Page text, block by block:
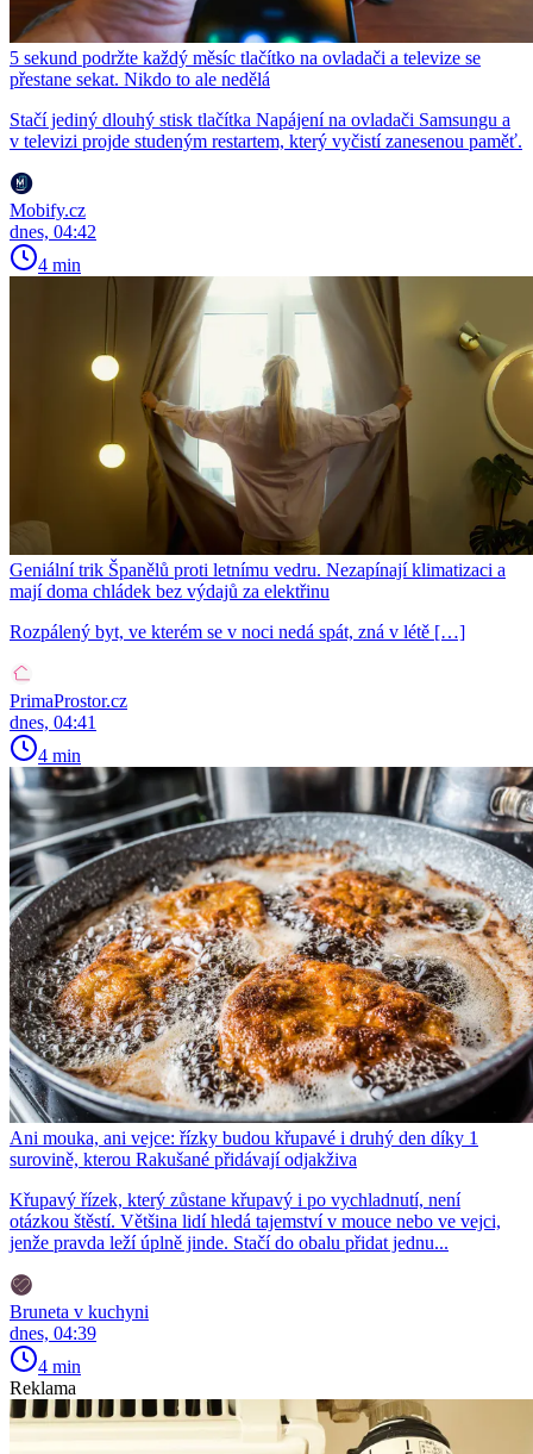
5 sekund podržte každý měsíc tlačítko na ovladači a televize se
přestane sekat. Nikdo to ale nedělá
Stačí jediný dlouhý stisk tlačítka Napájení na ovladači Samsungu a
v televizi projde studeným restartem, který vyčistí zanesenou paměť.
Mobify.cz
dnes, 04:42
4 min
Geniální trik Španělů proti letnímu vedru. Nezapínají klimatizaci a
mají doma chládek bez výdajů za elektřinu
Rozpálený byt, ve kterém se v noci nedá spát, zná v létě […]
PrimaProstor.cz
dnes, 04:41
4 min
Ani mouka, ani vejce: řízky budou křupavé i druhý den díky 1
surovině, kterou Rakušané přidávají odjakživa
Křupavý řízek, který zůstane křupavý i po vychladnutí, není
otázkou štěstí. Většina lidí hledá tajemství v mouce nebo ve vejci,
jenže pravda leží úplně jinde. Stačí do obalu přidat jednu...
Bruneta v kuchyni
dnes, 04:39
4 min
Reklama